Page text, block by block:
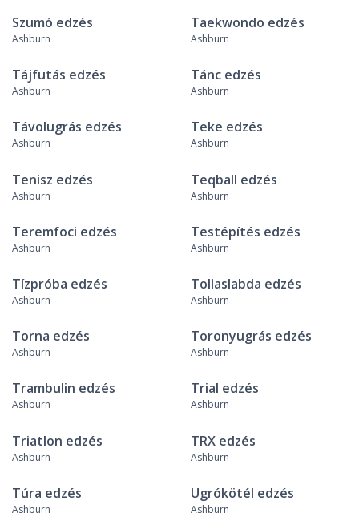
Szumó edzés
Ashburn
Taekwondo edzés
Ashburn
Tájfutás edzés
Ashburn
Tánc edzés
Ashburn
Távolugrás edzés
Ashburn
Teke edzés
Ashburn
Tenisz edzés
Ashburn
Teqball edzés
Ashburn
Teremfoci edzés
Ashburn
Testépítés edzés
Ashburn
Tízpróba edzés
Ashburn
Tollaslabda edzés
Ashburn
Torna edzés
Ashburn
Toronyugrás edzés
Ashburn
Trambulin edzés
Ashburn
Trial edzés
Ashburn
Triatlon edzés
Ashburn
TRX edzés
Ashburn
Túra edzés
Ashburn
Ugrókötél edzés
Ashburn